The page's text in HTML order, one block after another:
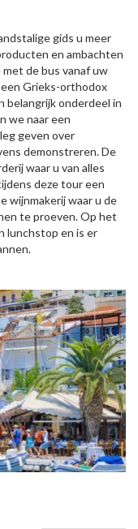
gids u meer
en ambachten
de bus vanaf uw
Grieks-orthodox
belangrijk onderdeel in
we naar een
geven over
demonstreren. De
waar u van alles
deze tour een
wijnmakerij waar u de
te proeven. Op het
lunchstop en is er